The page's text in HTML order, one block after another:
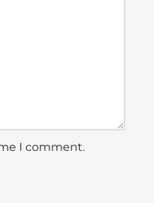
I comment.